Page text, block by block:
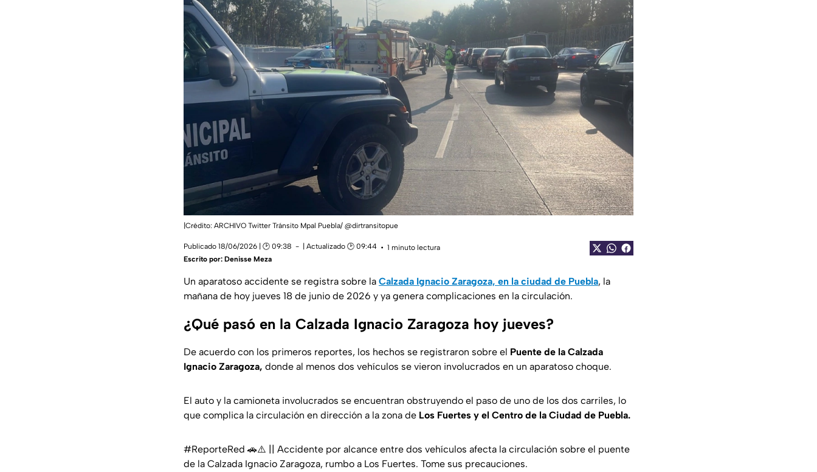
|Crédito: ARCHIVO Twitter Tránsito Mpal Puebla/ @dirtransitopue
Publicado 18/06/2026 | 🕑 09:38 | Actualizado 🕑 09:44
1 minuto lectura
Escrito por: Denisse Meza
Un aparatoso accidente se registra sobre la Calzada Ignacio Zaragoza, en la ciudad de Puebla, la
mañana de hoy jueves 18 de junio de 2026 y ya genera complicaciones en la circulación.
¿Qué pasó en la Calzada Ignacio Zaragoza hoy jueves?
De acuerdo con los primeros reportes, los hechos se registraron sobre el Puente de la Calzada
Ignacio Zaragoza, donde al menos dos vehículos se vieron involucrados en un aparatoso choque.
El auto y la camioneta involucrados se encuentran obstruyendo el paso de uno de los dos carriles, lo
que complica la circulación en dirección a la zona de Los Fuertes y el Centro de la Ciudad de Puebla.
#ReporteRed 🚗⚠️ || Accidente por alcance entre dos vehículos afecta la circulación sobre el puente
de la Calzada Ignacio Zaragoza, rumbo a Los Fuertes. Tome sus precauciones.